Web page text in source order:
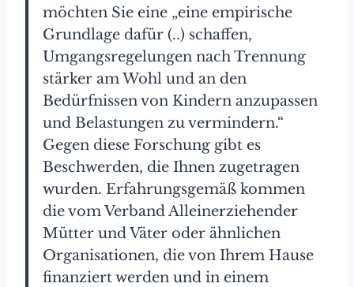
möchten Sie eine „eine empirische
Grundlage dafür (..) schaffen,
Umgangsregelungen nach Trennung
stärker am Wohl und an den
Bedürfnissen von Kindern anzupassen
und Belastungen zu vermindern.“
Gegen diese Forschung gibt es
Beschwerden, die Ihnen zugetragen
wurden. Erfahrungsgemäß kommen
die vom Verband Alleinerziehender
Mütter und Väter oder ähnlichen
Organisationen, die von Ihrem Hause
finanziert werden und in einem